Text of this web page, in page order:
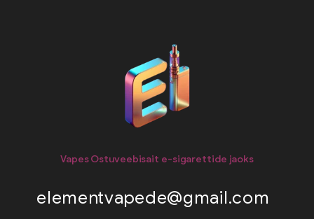
Vapes Ostuveebisait e-sigarettide jaoks
elementvapede@gmail.com